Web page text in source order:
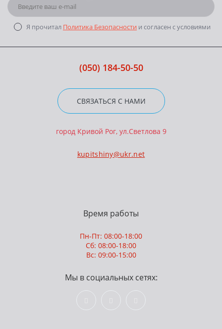
Я прочитал Политика Безопасности и согласен с условиями
(050) 184-50-50
СВЯЗАТЬСЯ С НАМИ
город Кривой Рог, ул.Светлова 9
kupitshiny@ukr.net
Время работы
Пн-Пт: 08:00-18:00
Сб: 08:00-18:00
Вс: 09:00-15:00
Мы в социальных сетях: